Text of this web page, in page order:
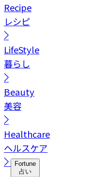
Recipe
レシピ
LifeStyle
暮らし
Beauty
美容
Healthcare
ヘルスケア
Fortune
占い